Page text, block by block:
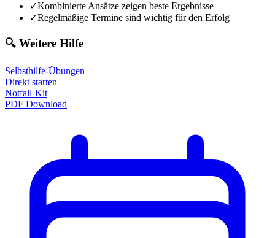
✓Kombinierte Ansätze zeigen beste Ergebnisse
✓Regelmäßige Termine sind wichtig für den Erfolg
🔍 Weitere Hilfe
Selbsthilfe-Übungen
Direkt starten
Notfall-Kit
PDF Download